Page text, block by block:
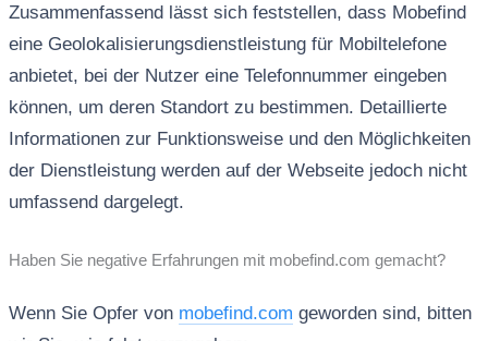
Zusammenfassend lässt sich feststellen, dass Mobefind
eine Geolokalisierungsdienstleistung für Mobiltelefone
anbietet, bei der Nutzer eine Telefonnummer eingeben
können, um deren Standort zu bestimmen. Detaillierte
Informationen zur Funktionsweise und den Möglichkeiten
der Dienstleistung werden auf der Webseite jedoch nicht
umfassend dargelegt.
Haben Sie negative Erfahrungen mit mobefind.com gemacht?
Wenn Sie Opfer von mobefind.com geworden sind, bitten